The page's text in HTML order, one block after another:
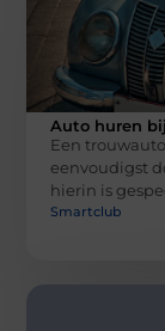
Auto huren
Een
eenvoudigst
hierin is
Smartclub